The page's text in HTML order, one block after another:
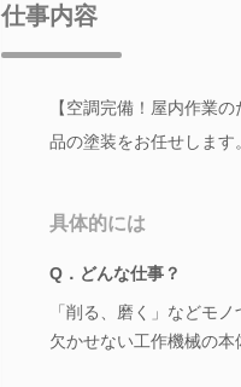
仕事内容
【空調完備！屋内作業
品の塗装をお任せしま
具体的には
Q．どんな仕事？
「削る、磨く」などモノ
欠かせない工作機械の本